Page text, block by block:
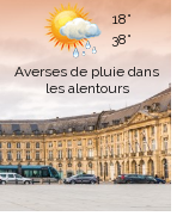
18°
38°
Averses de pluie dans
les alentours